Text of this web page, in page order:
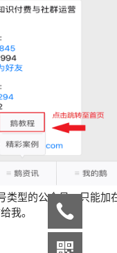
的公众号，只能加
我。